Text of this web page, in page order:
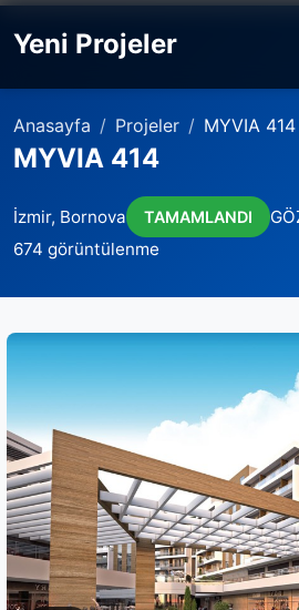
Yeni Projeler
Anasayfa Projeler MYVIA 414
MYVIA 414
İzmir, Bornova TAMAMLANDI
674 görüntülenme